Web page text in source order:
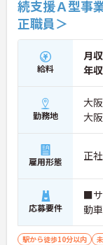
続支援Ａ型事
正職員＞
給料
月収
年収
勤務地
大
大
雇用形態 正
応募要件
■サ
動
駅から徒歩10分以内